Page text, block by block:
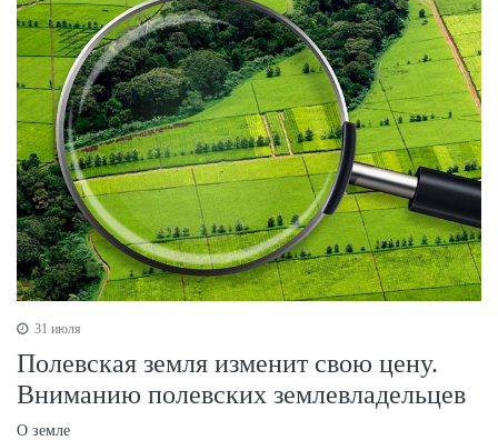
31 июля
Полевская земля изменит свою цену.
Вниманию полевских землевладельцев
О земле